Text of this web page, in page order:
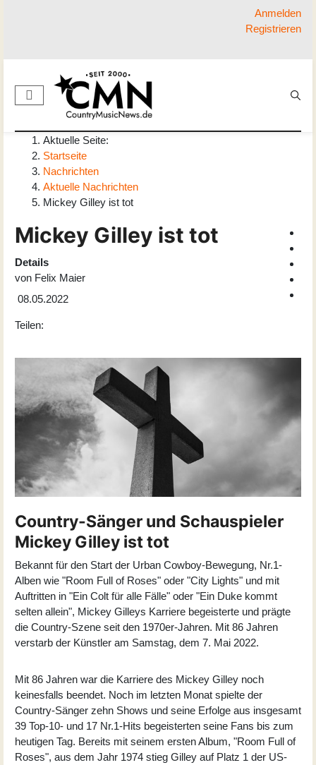
Anmelden
Registrieren
Aktuelle Seite:
Startseite
Nachrichten
Aktuelle Nachrichten
Mickey Gilley ist tot
Mickey Gilley ist tot
Details
von Felix Maier
08.05.2022
Teilen:
Country-Sänger und Schauspieler
Mickey Gilley ist tot
Bekannt für den Start der Urban Cowboy-Bewegung, Nr.1-
Alben wie "Room Full of Roses" oder "City Lights" und mit
Auftritten in "Ein Colt für alle Fälle" oder "Ein Duke kommt
selten allein", Mickey Gilleys Karriere begeisterte und prägte
die Country-Szene seit den 1970er-Jahren. Mit 86 Jahren
verstarb der Künstler am Samstag, dem 7. Mai 2022.
Mit 86 Jahren war die Karriere des Mickey Gilley noch
keinesfalls beendet. Noch im letzten Monat spielte der
Country-Sänger zehn Shows und seine Erfolge aus insgesamt
39 Top-10- und 17 Nr.1-Hits begeisterten seine Fans bis zum
heutigen Tag. Bereits mit seinem ersten Album, "Room Full of
Roses", aus dem Jahr 1974 stieg Gilley auf Platz 1 der US-